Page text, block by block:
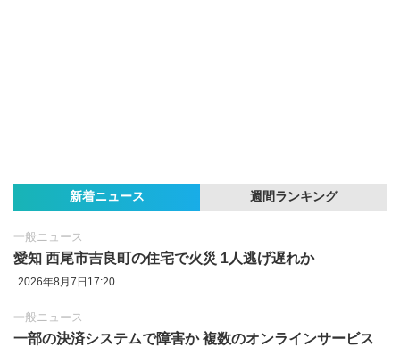
新着ニュース 週間ランキング
一般ニュース
愛知 西尾市吉良町の住宅で火災 1人逃げ遅れか
2026年8月7日17:20
一般ニュース
一部の決済システムで障害か 複数のオンラインサービス